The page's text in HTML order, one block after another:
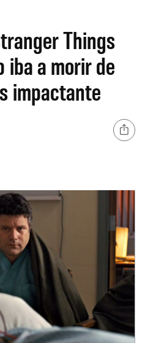
Things
iba a morir de
impactante